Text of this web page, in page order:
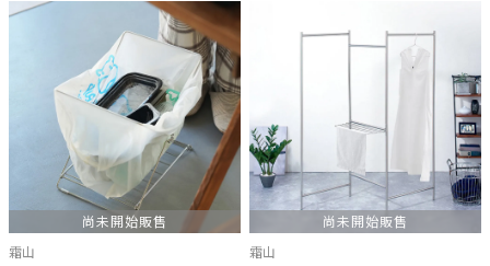
尚未開始販售
霜山
尚未開始販售
霜山